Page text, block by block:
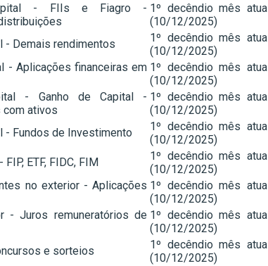
- FIIs e Fiagro - 1º decêndio mês
(10/12/2025)
- Demais rendimentos
1º decêndio mês
(10/12/2025)
- Aplicações financeiras em 1º decêndio mês
(10/12/2025)
- Ganho de Capital -
com ativos
1º decêndio mês
(10/12/2025)
- Fundos de Investimento
1º decêndio mês
(10/12/2025)
ETF, FIDC, FIM
1º decêndio mês
(10/12/2025)
no exterior - Aplicações 1º decêndio mês
(10/12/2025)
- Juros remuneratórios de 1º decêndio mês
(10/12/2025)
e sorteios
1º decêndio mês
(10/12/2025)